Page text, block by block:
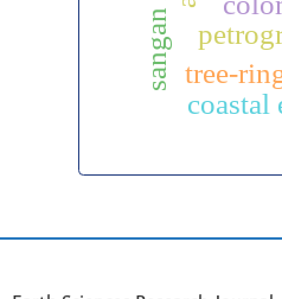
tree-
coastal